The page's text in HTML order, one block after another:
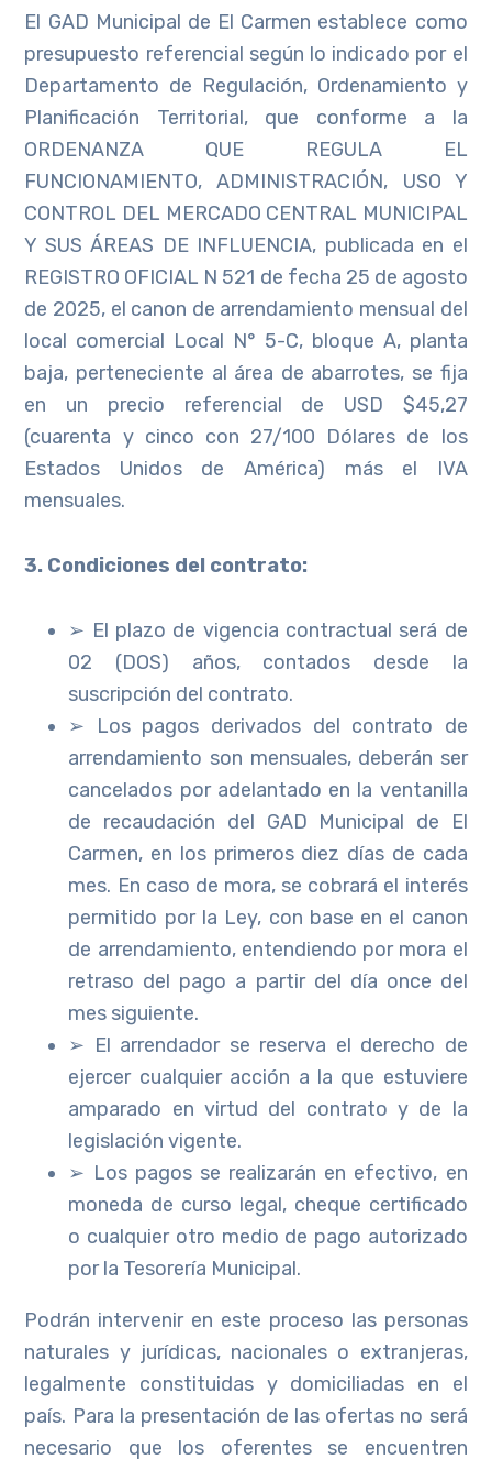
El GAD Municipal de El Carmen establece como
presupuesto referencial según lo indicado por el
Departamento de Regulación, Ordenamiento y
Planificación Territorial, que conforme a la
ORDENANZA QUE REGULA EL
FUNCIONAMIENTO, ADMINISTRACIÓN, USO Y
CONTROL DEL MERCADO CENTRAL MUNICIPAL
Y SUS ÁREAS DE INFLUENCIA, publicada en el
REGISTRO OFICIAL N 521 de fecha 25 de agosto
de 2025, el canon de arrendamiento mensual del
local comercial Local N° 5-C, bloque A, planta
baja, perteneciente al área de abarrotes, se fija
en un precio referencial de USD $45,27
(cuarenta y cinco con 27/100 Dólares de los
Estados Unidos de América) más el IVA
mensuales.
3. Condiciones del contrato:
➢ El plazo de vigencia contractual será de
02 (DOS) años, contados desde la
suscripción del contrato.
➢ Los pagos derivados del contrato de
arrendamiento son mensuales, deberán ser
cancelados por adelantado en la ventanilla
de recaudación del GAD Municipal de El
Carmen, en los primeros diez días de cada
mes. En caso de mora, se cobrará el interés
permitido por la Ley, con base en el canon
de arrendamiento, entendiendo por mora el
retraso del pago a partir del día once del
mes siguiente.
➢ El arrendador se reserva el derecho de
ejercer cualquier acción a la que estuviere
amparado en virtud del contrato y de la
legislación vigente.
➢ Los pagos se realizarán en efectivo, en
moneda de curso legal, cheque certificado
o cualquier otro medio de pago autorizado
por la Tesorería Municipal.
Podrán intervenir en este proceso las personas
naturales y jurídicas, nacionales o extranjeras,
legalmente constituidas y domiciliadas en el
país. Para la presentación de las ofertas no será
necesario que los oferentes se encuentren